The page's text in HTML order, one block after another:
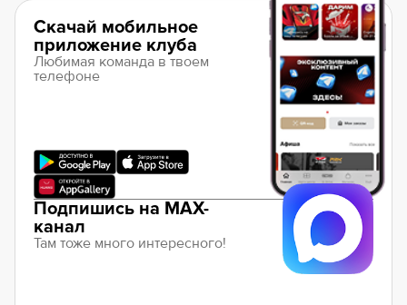
Скачай мобильное
приложение клуба
Любимая команда в твоем
телефоне
Подпишись на MAX-
канал
Там тоже много интересного!